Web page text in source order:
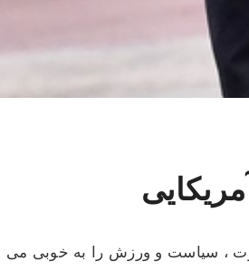
، سیاست و ورزش را به خوبی می